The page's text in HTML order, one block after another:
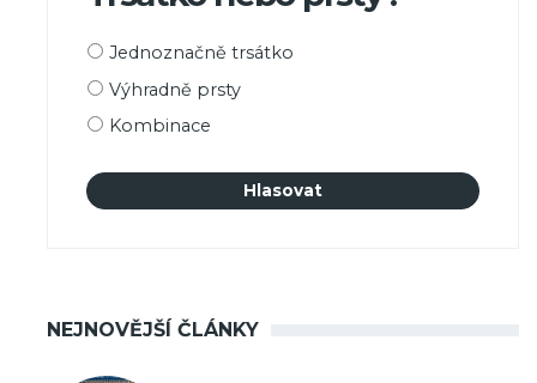
Možnosti
Jednoznačně trsátko
Výhradně prsty
Kombinace
NEJNOVĚJŠÍ ČLÁNKY